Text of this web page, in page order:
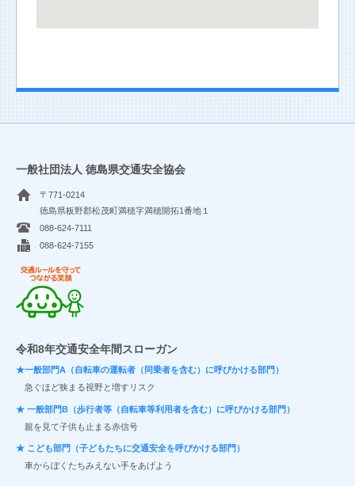
一般社団法人 徳島県交通安全協会
〒771-0214
徳島県板野郡松茂町満穂字満穂開拓1番地１
088-624-7111
088-624-7155
令和8年交通安全年間スローガン
★一般部門A（自転車の運転者（同乗者を含む）に呼びかける部門）
急ぐほど狭まる視野と増すリスク
★ 一般部門B（歩行者等（自転車等利用者を含む）に呼びかける部門）
親を見て子供も止まる赤信号
★ こども部門（子どもたちに交通安全を呼びかける部門）
車からぼくたちみえない手をあげよう